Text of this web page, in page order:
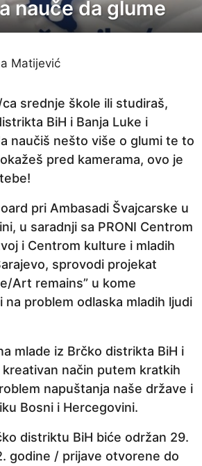
nauče da glume
Matijević
srednje škole ili studiraš,
BiH i Banja Luke i
naučiš nešto više o glumi te to
pred kamerama, ovo je
pri Ambasadi Švajcarske u
u saradnji sa PRONI Centrom
i Centrom kulture i mladih
sprovodi projekat
Art remains” u kome
na problem odlaska mladih ljudi
mlade iz Brčko distrikta BiH i
kreativan način putem kratkih
napuštanja naše države i
Bosni i Hercegovini.
distriktu BiH biće održan 29.
godine / prijave otvorene do